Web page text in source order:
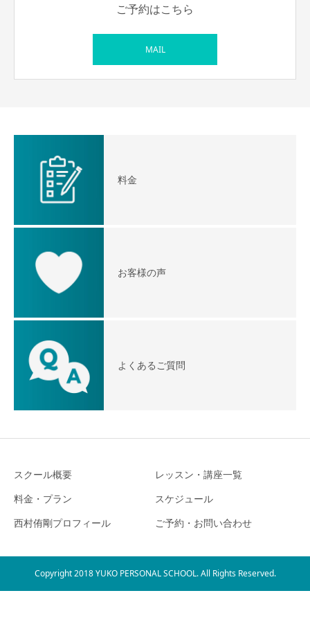
ご予約はこちら
MAIL
料金
お客様の声
よくあるご質問
スクール概要
レッスン・講座一覧
料金・プラン
スケジュール
西村侑剛プロフィール
ご予約・お問い合わせ
Copyright 2018 YUKO PERSONAL SCHOOL. All Rights Reserved.